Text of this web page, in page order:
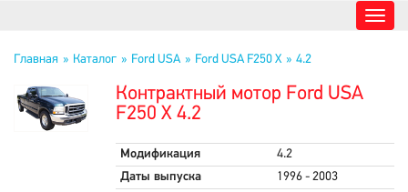
Главная Каталог Ford USA Ford USA F250 X 4.2
Контрактный мотор Ford USA
F250 X 4.2
Модификация
4.2
Даты выпуска
1996 - 2003